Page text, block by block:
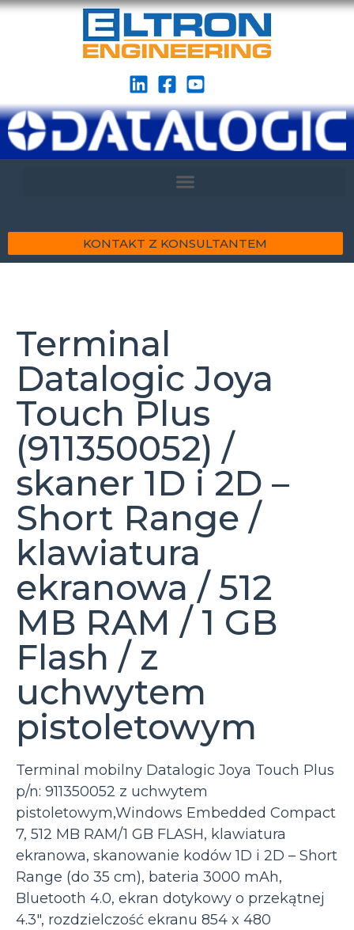
KONTAKT Z KONSULTANTEM
Terminal
Datalogic Joya
Touch Plus
(911350052) /
skaner 1D i 2D –
Short Range /
klawiatura
ekranowa / 512
MB RAM / 1 GB
Flash / z
uchwytem
pistoletowym
Terminal mobilny Datalogic Joya Touch Plus
p/n: 911350052 z uchwytem
pistoletowym,Windows Embedded Compact
7, 512 MB RAM/1 GB FLASH, klawiatura
ekranowa, skanowanie kodów 1D i 2D – Short
Range (do 35 cm), bateria 3000 mAh,
Bluetooth 4.0, ekran dotykowy o przekątnej
4.3″, rozdzielczość ekranu 854 x 480